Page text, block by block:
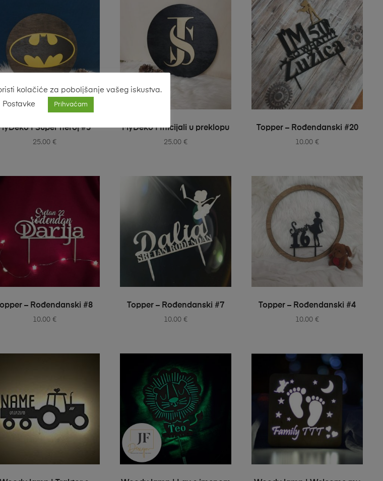
| Super heroj #5
25.00 €
SELECT OPTIONS
MyDeko | Inicijali u preklopu
25.00€
SELECT OPTIONS
Topper – Rođendanski #20
10.00€
SELECT OPTIONS
– Rođendanski #8
10.00 €
SELECT OPTIONS
Topper – Rođendanski #7
10.00€
SELECT OPTIONS
Topper – Rođendanski #4
10.00€
SELECT OPTIONS SELECT OPTIONS SELECT OPTIONS
kolačiće za poboljšanje vašeg iskustva.
Postavke
Prihvaćam